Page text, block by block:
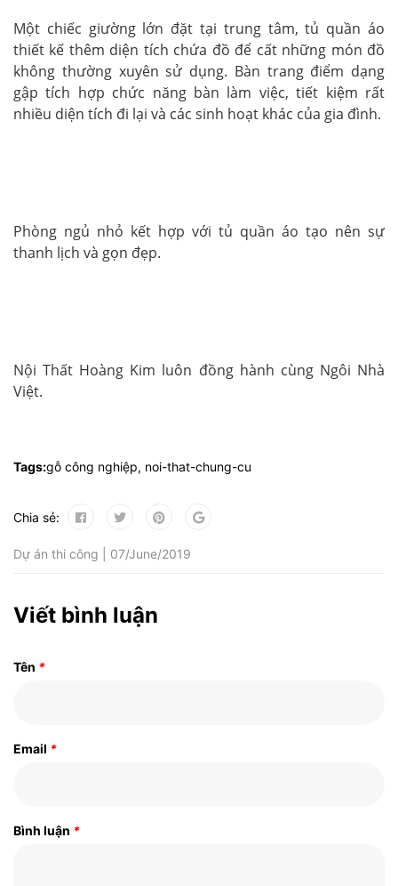
Một chiếc giường lớn đặt tại trung tâm, tủ quần áo
thiết kế thêm diện tích chứa đồ để cất những món đồ
không thường xuyên sử dụng. Bàn trang điểm dạng
gập tích hợp chức năng bàn làm việc, tiết kiệm rất
nhiều diện tích đi lại và các sinh hoạt khác của gia đình.
Phòng ngủ nhỏ kết hợp với tủ quần áo tạo nên sự
thanh lịch và gọn đẹp.
Nội Thất Hoàng Kim luôn đồng hành cùng Ngôi Nhà
Việt.
Tags:gỗ công nghiệp, noi-that-chung-cu
Chia sẻ:
Dự án thi công | 07/June/2019
Viết bình luận
Tên *
Email *
Bình luận *